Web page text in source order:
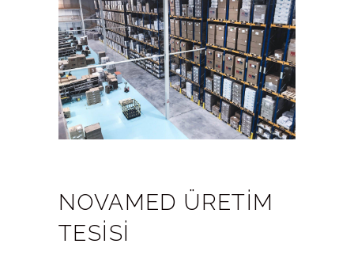
NOVAMED ÜRETİM
TESİSİ